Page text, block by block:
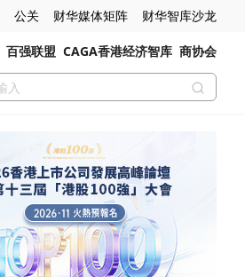
公关 财华媒体矩阵 财华智库沙龙
百强联盟 CAGA香港经济智库 商协会